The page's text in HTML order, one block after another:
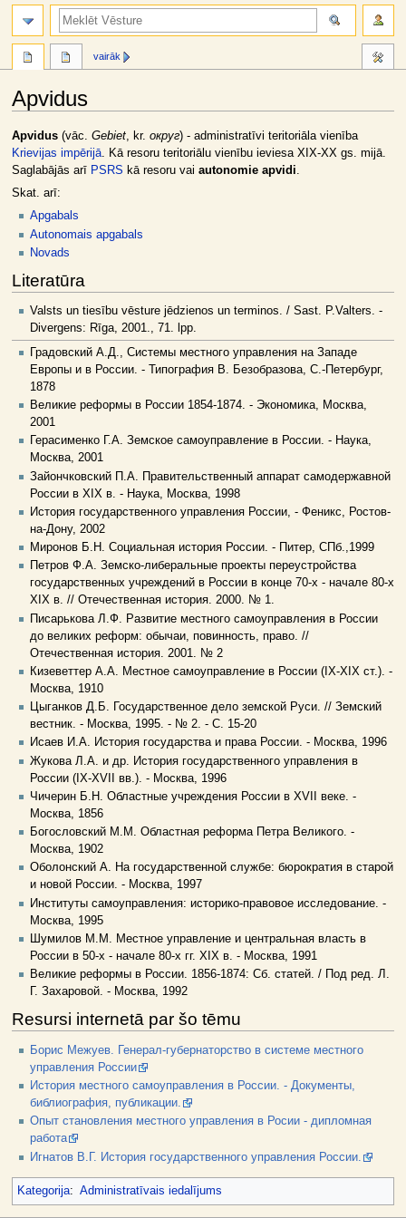
Apvidus
Jump
to
navigation
Jump
to
search
Apvidus(vāc. Gebiet, kr. округ) - administratīvi teritoriāla vienība
Krievijas impērijā. Kā resoru teritoriālu vienību ieviesa XIX-XX gs. mijā.
Saglabājās arī PSRS kā resoru vai autonomie apvidi
Skat. arī:
Apgabals
Autonomais apgabals
Novads
Literatūra
Valsts un tiesību vēsture jēdzienos un terminos. / Sast. P.Valters. -
Divergens: Rīga, 2001., 71. lpp.
Градовский А.Д., Системы местного управления на Западе
Европы и в России. - Типография В. Безобразова, С.-Петербург,
1878
Великие реформы в России 1854-1874. - Экономика, Москва,
2001
Герасименко Г.А. Земское самоуправление в России. - Наука,
Москва, 2001
Зайончковский П.А. Правительственный аппарат самодержавной
России в XIX в. - Наука, Москва, 1998
История государственного управления России, - Феникс, Ростов-
на-Дону, 2002
Миронов Б.Н. Социальная история России. - Питер, СПб.,1999
Петров Ф.А. Земско-либеральные проекты переустройства
государственных учреждений в России в конце 70-х - начале 80-х
XIX в. // Отечественная история. 2000. № 1.
Писарькова Л.Ф. Развитие местного самоуправления в России
до великих реформ: обычаи, повинность, право. //
Отечественная история. 2001. № 2
Кизеветтер А.А. Местное самоуправление в России (IX-XIX cт.). -
Москва, 1910
Цыганков Д.Б. Государственное дело земской Руси. // Земский
вестник. - Москва, 1995. - № 2. - С. 15-20
Исаев И.А. История государства и права России. - Москва, 1996
Жукова Л.А. и др. История государственного управления в
России (IX-XVII вв.). - Москва, 1996
Чичерин Б.Н. Областные учреждения России в XVII веке. -
Москва, 1856
Богословский М.М. Областная реформа Петра Великого. -
Москва, 1902
Оболонский А. На государственной службе: бюрократия в старой
и новой России. - Москва, 1997
Институты самоуправления: историко-правовое исследование. -
Москва, 1995
Шумилов М.М. Местное управление и центральная власть в
России в 50-х - начале 80-х гг. XIX в. - Москва, 1991
Великие реформы в России. 1856-1874: Сб. статей. / Под ред. Л.
Г. Захаровой. - Москва, 1992
Resursi internetā par šo tēmu
Борис Межуев. Генерал-губернаторство в системе местного
управления России
История местного самоуправления в России. - Документы,
библиография, публикации.
Опыт становления местного управления в Росии - дипломная
работа
Игнатов В.Г. История государственного управления России.
Kategorija: Administratīvais iedalījums
vairāk
meklēt